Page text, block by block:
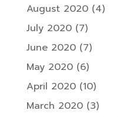
August 2020(4)
July 2020(7)
June 2020(7)
May 2020(6)
April 2020(10)
March 2020(3)